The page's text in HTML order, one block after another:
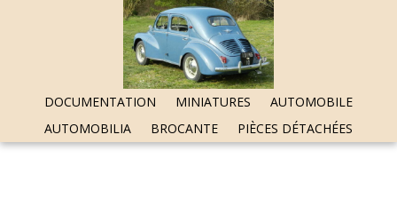
DOCUMENTATION MINIATURES
AUTOMOBILE
AUTOMOBILIA
BROCANTE PIÈCES DÉTACHÉES